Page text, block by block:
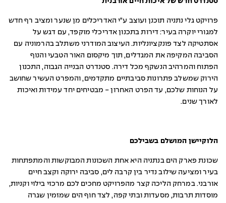
פרויקט גלי נתניה תוכנן ועוצב ע"י האדריכלים מן שנער ומציב רף חדש
למגורי יוקרה בעיר: דירות בתכנון אדריכלי מוקפד, עם דגש על
אסתטיקה לצד פונקציונליות. העיצוב המודרני משתלב בהרמוניה עם
הסביבה המקיפה את המגדלים, תוך מיקסום האור הטבעי והנוף
הפתוח והמרהיב הנשקף מכל דירה. סטנדרט הבנייה הגבוה, התכנון
הירוק שמשלב פתרונות סביבתיים מתקדמים, והמפרט העשיר שחושב
על הנוחות שלכם, עד הפרט האחרון - מבטיחים יחד עמידות ואיכות
לאורך שנים.
הלוקיישן המושלם בשבילכם
שכונת פארק הים בנתניה היא אחת השכונות המבוקשות והמתפתחות
בעיר ומציעה שילוב נדיר בין קרבה לים, סביבה ירוקה וקצב חיים
אורבני. במרחק הליכה קצר מהפרויקט מחכים לכם מרכזי בילוי וקניות,
מוסדות תרבות, מסעדות ובתי קפה, לצד חוף הים שמזמין שגרה